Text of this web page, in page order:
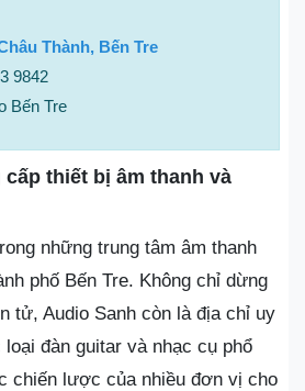
Thành, Bến Tre
9842
Bến Tre
thiết bị âm thanh và
những trung tâm âm thanh
phố Bến Tre. Không chỉ dừng
tử, Audio Sanh còn là địa chỉ uy
đàn guitar và nhạc cụ phổ
chiến lược của nhiều đơn vị cho